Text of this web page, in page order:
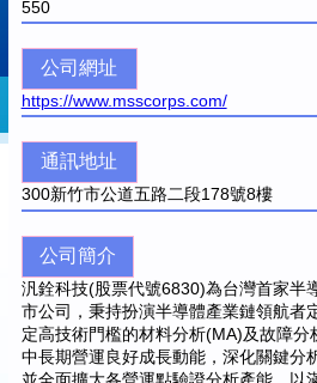
550
公司網址
https://www.msscorps.com/
通訊地址
300新竹市公道五路二段178號8樓
公司簡介
汎銓科技(股票代號6830)為台灣首家半
市公司，秉持扮演半導體產業鏈領航者
定高技術門檻的材料分析(MA)及故障分
中長期營運良好成長動能，深化關鍵分
並全面擴大各營運點驗證分析產能，以